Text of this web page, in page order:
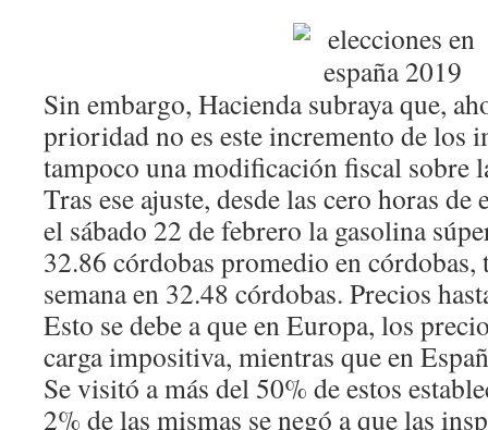
Sin embargo, Hacienda subraya que,
prioridad no es este incremento de los
tampoco una modificación fiscal sobre
Tras ese ajuste, desde las cero horas
el sábado 22 de febrero la gasolina
32.86 córdobas promedio en córdobas,
semana en 32.48 córdobas. Precios
Esto se debe a que en Europa, los
carga impositiva, mientras que en
Se visitó a más del 50% de estos
2% de las mismas se negó a que las